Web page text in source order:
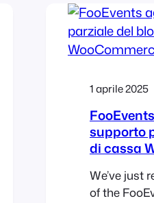
seguito
giorno per
inserire nel
oltre a
(stock
1 aprile 2025
supporto
di cassa
We’ve just
of the